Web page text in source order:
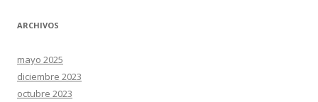
ARCHIVOS
mayo 2025
diciembre 2023
octubre 2023